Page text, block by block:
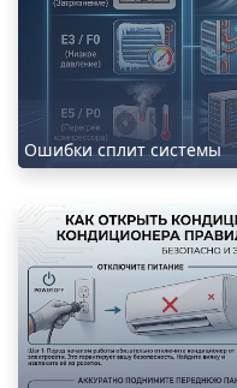
Ошибки сплит системы